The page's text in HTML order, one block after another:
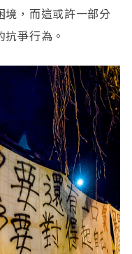
境，而這或許一部分
爭行為。